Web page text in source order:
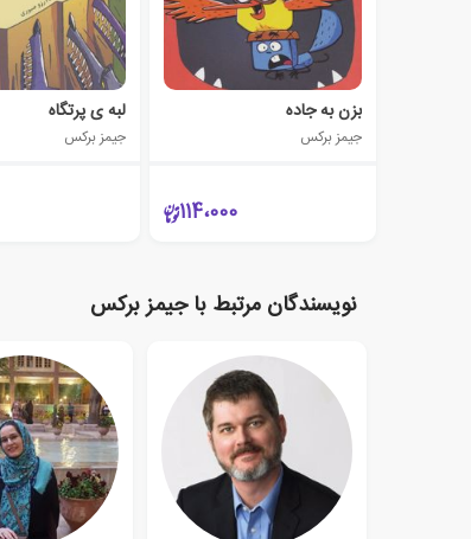
بزن به جاده
جیمز برکس
114،000
لبه ی پرتگاه
جیمز برکس
نویسندگان مرتبط با جیمز برکس